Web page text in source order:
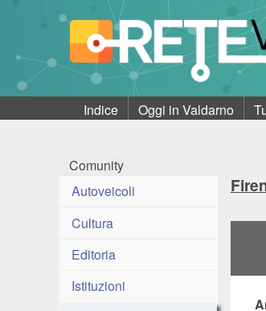
Indice Oggi in Valdarno
Comunity
Autoveicoli
Cultura
Editoria
Istituzioni